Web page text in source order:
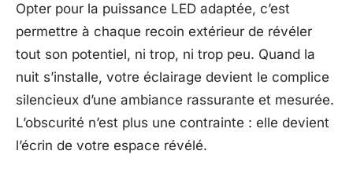
Opter pour la puissance LED adaptée, c’est
permettre à chaque recoin extérieur de révéler
tout son potentiel, ni trop, ni trop peu. Quand la
nuit s’installe, votre éclairage devient le complice
silencieux d’une ambiance rassurante et mesurée.
L’obscurité n’est plus une contrainte : elle devient
l’écrin de votre espace révélé.